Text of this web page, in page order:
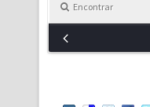
Encontrar